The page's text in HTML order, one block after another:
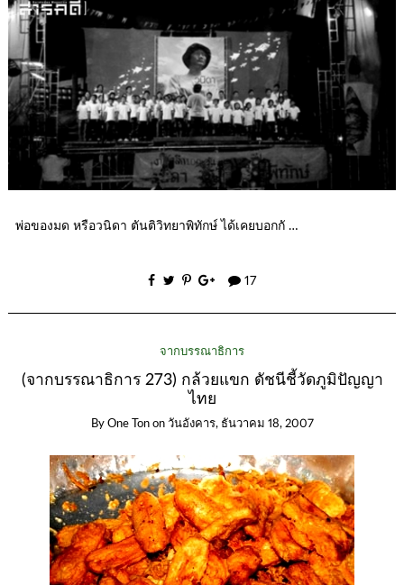
พ่อของมด หรือวนิดา ตันติวิทยาพิทักษ์ ได้เคยบอกกั …
17
จากบรรณาธิการ
(จากบรรณาธิการ 273) กล้วยแขก ดัชนีชี้วัดภูมิปัญญา
ไทย
By One Ton on วันอังคาร, ธันวาคม 18, 2007